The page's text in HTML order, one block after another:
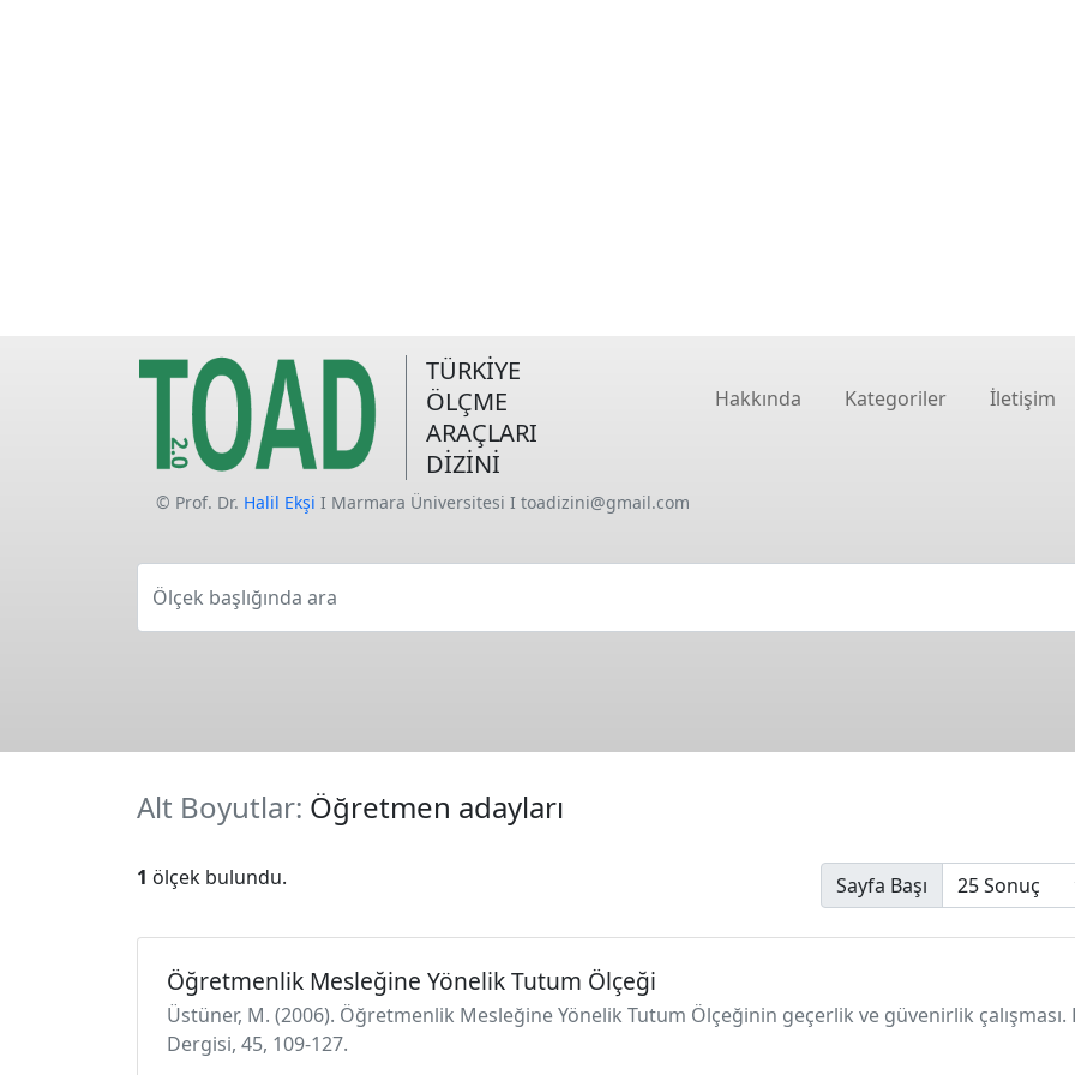
TÜRKİYE
ÖLÇME
ARAÇLARI
DİZİNİ
Hakkında Kategoriler İletişim
© Prof. Dr. Halil Ekşi I Marmara Üniversitesi I toadizini@gmail.com
Ölçek başlığında ara
Alt Boyutlar: Öğretmen adayları
1 ölçek bulundu. Sayfa Başı
Öğretmenlik Mesleğine Yönelik Tutum Ölçeği
Üstüner, M. (2006). Öğretmenlik Mesleğine Yönelik Tutum Ölçeğinin geçerlik ve güvenirlik
Dergisi, 45, 109-127.